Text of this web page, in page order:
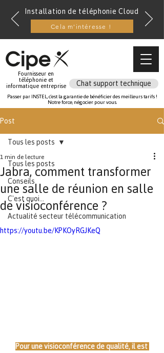
Installation de téléphonie Cloud
Cela m'intéresse !
Fournisseur en
téléphonie et
informatique entreprise
Passer par INSTEL, c'est la garantie de bénéficier des meilleurs tarifs !
Notre force, négocier pour vous.
Chat support technique
Post
Tous les posts
Conseils
C'est quoi...
Actualité secteur télécommunication
Tous les posts
Jabra, comment transformer
une salle de réunion en salle
de visioconférence ?
1 min de lecture
https://youtu.be/KPKOyRGJKeQ
Pour une visioconférence de qualité, il est